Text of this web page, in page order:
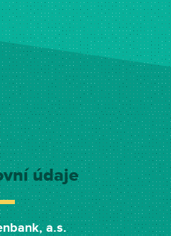
údaje
a.s.